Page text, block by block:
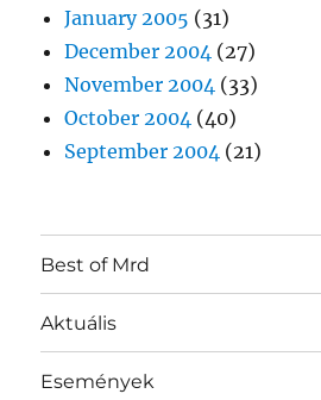
January 2005 (31)
December 2004 (27)
November 2004 (33)
October 2004 (40)
September 2004 (21)
Best of Mrd
Aktuális
Események